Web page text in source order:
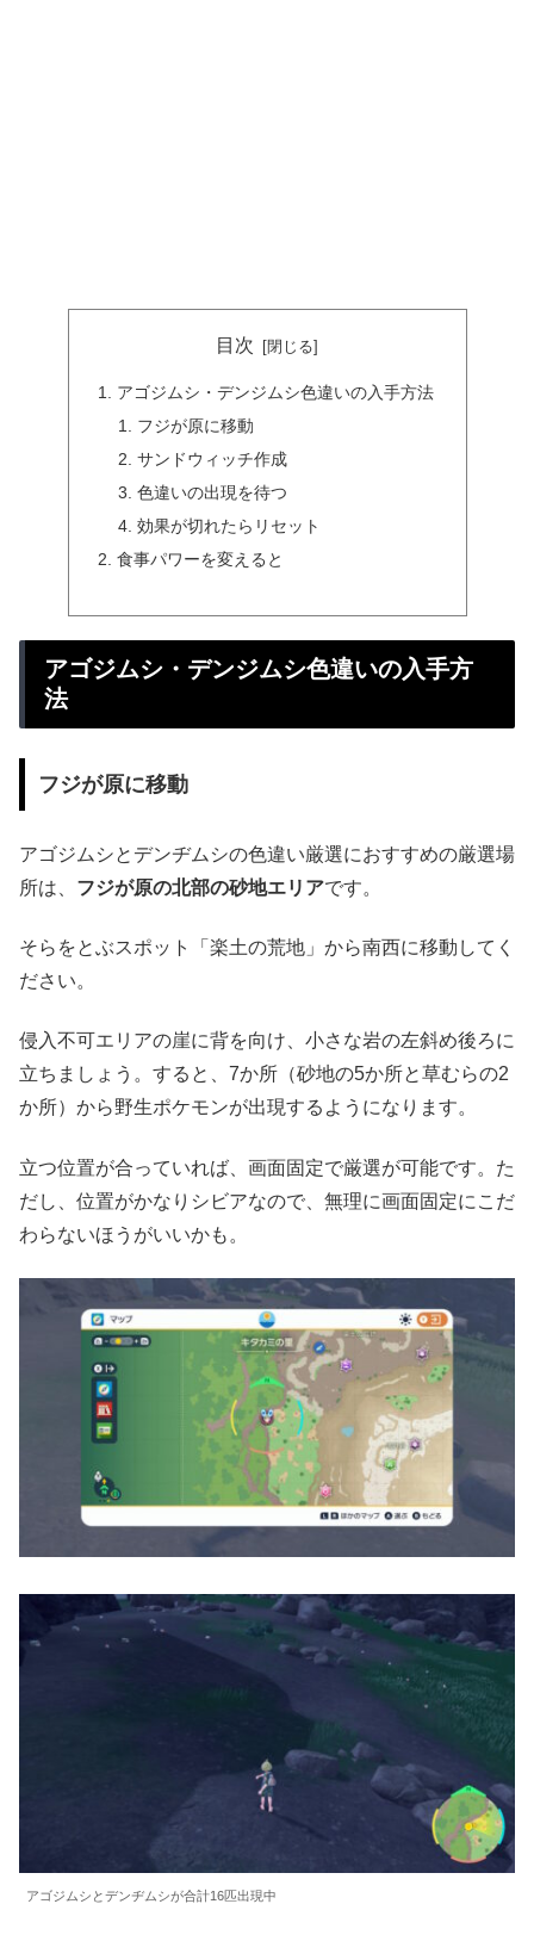
目次
アゴジムシ・デンジムシ色違いの入手方法
フジが原に移動
サンドウィッチ作成
色違いの出現を待つ
効果が切れたらリセット
食事パワーを変えると
アゴジムシ・デンジムシ色違いの入手方
法
フジが原に移動
アゴジムシとデンヂムシの色違い厳選におすすめの厳選場
所は、 フジが原の北部の砂地エリアです。
そらをとぶスポット「楽土の荒地」から南西に移動してく
ださい。
侵入不可エリアの崖に背を向け、小さな岩の左斜め後ろに
立ちましょう。すると、7か所（砂地の5か所と草むらの2
か所）から野生ポケモンが出現するようになります。
立つ位置が合っていれば、画面固定で厳選が可能です。た
だし、位置がかなりシビアなので、無理に画面固定にこだ
わらないほうがいいかも。
アゴジムシとデンヂムシが合計16匹出現中